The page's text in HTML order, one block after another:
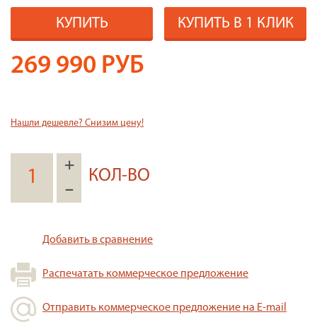
КУПИТЬ КУПИТЬ В 1 КЛИК
269 990 РУБ
Нашли дешевле? Снизим цену!
+
–
КОЛ-ВО
Добавить в сравнение
Распечатать коммерческое предложение
Отправить коммерческое предложение на E-mail